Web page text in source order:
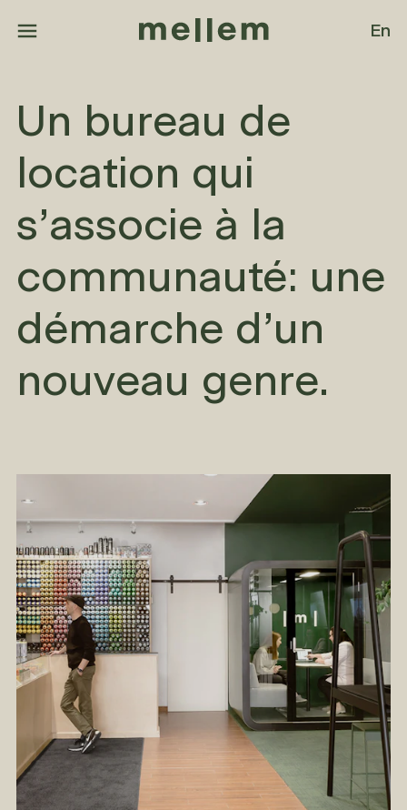
Aller au contenu principal
En
Un bureau de
location qui
s’associe à la
communauté: une
démarche d’un
nouveau genre.